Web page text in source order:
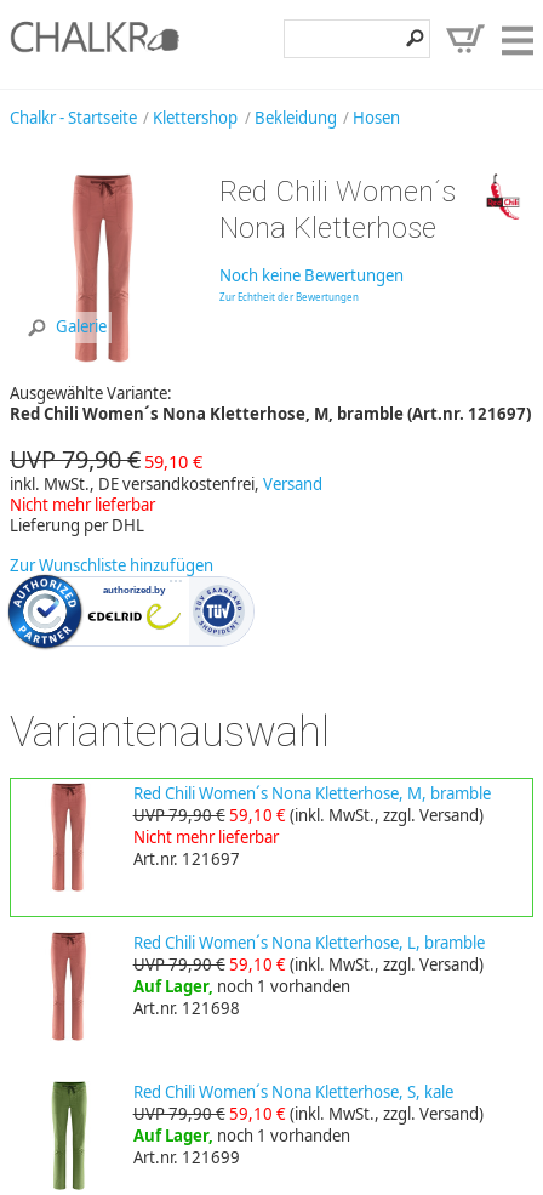
Entdecken
Chalkr - Startseite Klettershop Bekleidung Hosen
Galerie
Red Chili Women´s
Nona Kletterhose
Noch keine Bewertungen
Zur Echtheit der Bewertungen
Ausgewählte Variante:
Red Chili Women´s Nona Kletterhose, M, bramble (Art.nr. 121697)
UVP 79,90 € 59,10 €
inkl. MwSt., DE versandkostenfrei, Versand
Nicht mehr lieferbar
Lieferung per DHL
Zur Wunschliste hinzufügen
Variantenauswahl
Red Chili Women´s Nona Kletterhose, M, bramble
UVP 79,90 €59,10 €(inkl. MwSt., zzgl. Versand)
Nicht mehr lieferbar
Art.nr. 121697
Red Chili Women´s Nona Kletterhose, L, bramble
UVP 79,90 €59,10 €(inkl. MwSt., zzgl. Versand)
Auf Lager, noch 1 vorhanden
Art.nr. 121698
Red Chili Women´s Nona Kletterhose, S, kale
UVP 79,90 €59,10 €(inkl. MwSt., zzgl. Versand)
Auf Lager, noch 1 vorhanden
Art.nr. 121699